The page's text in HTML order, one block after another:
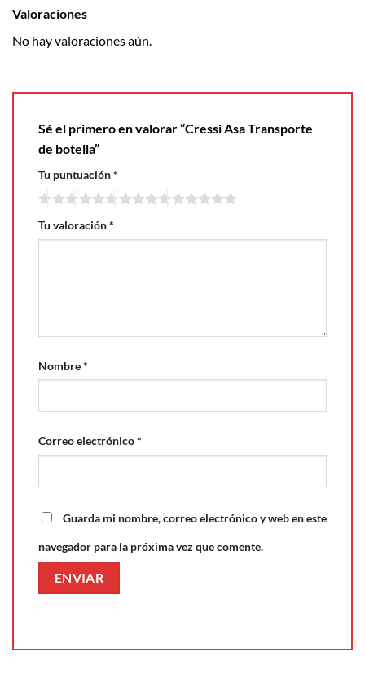
Valoraciones
No hay valoraciones aún.
Sé el primero en valorar “Cressi Asa Transporte
de botella”
Tu puntuación*
Tu valoración*
Nombre*
Correo electrónico*
Guarda mi nombre, correo electrónico y web en este
navegador para la próxima vez que comente.